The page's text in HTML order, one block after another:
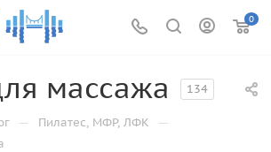
0
массажа 134
— Пилатес, МФР, ЛФК —